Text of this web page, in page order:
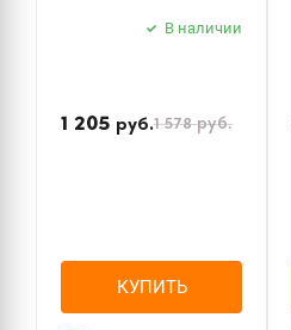
В наличии
1 205 руб.1 578руб.
КУПИТЬ